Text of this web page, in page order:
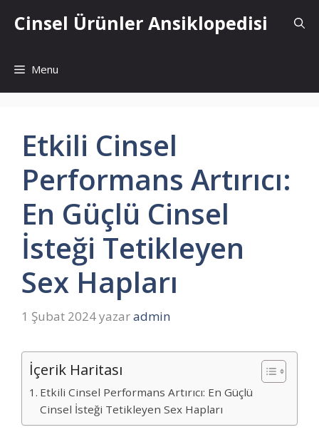
atlaCinsel Ürünler Ansiklopedisi
Menu
Etkili Cinsel
Performans Artırıcı:
En Güçlü Cinsel
İsteği Tetikleyen
Sex Hapları
1 Şubat 2024yazaradmin
İçerik Haritası
Etkili Cinsel Performans Artırıcı: En Güçlü
Cinsel İsteği Tetikleyen Sex Hapları